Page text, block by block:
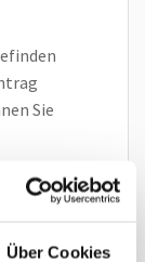
Über Cookies
Sie